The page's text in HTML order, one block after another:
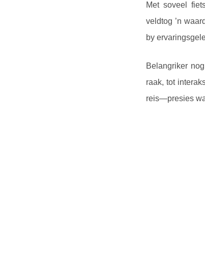
Met soveel
veldtog ’n
by
Belangriker
raak, tot
reis—presies